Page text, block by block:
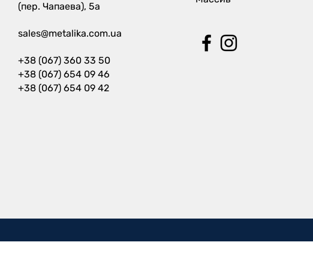
(пер. Чапаева), 5а
sales@metalika.com.ua
+38 (067) 360 33 50
+38 (067) 654 09 46
+38 (067) 654 09 42